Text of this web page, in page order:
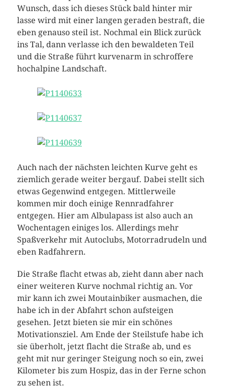
Wunsch, dass ich dieses Stück bald hinter mir
lasse wird mit einer langen geraden bestraft, die
eben genauso steil ist. Nochmal ein Blick zurück
ins Tal, dann verlasse ich den bewaldeten Teil
und die Straße führt kurvenarm in schroffere
hochalpine Landschaft.
Auch nach der nächsten leichten Kurve geht es
ziemlich gerade weiter bergauf. Dabei stellt sich
etwas Gegenwind entgegen. Mittlerweile
kommen mir doch einige Rennradfahrer
entgegen. Hier am Albulapass ist also auch an
Wochentagen einiges los. Allerdings mehr
Spaßverkehr mit Autoclubs, Motorradrudeln und
eben Radfahrern.
Die Straße flacht etwas ab, zieht dann aber nach
einer weiteren Kurve nochmal richtig an. Vor
mir kann ich zwei Moutainbiker ausmachen, die
habe ich in der Abfahrt schon aufsteigen
gesehen. Jetzt bieten sie mir ein schönes
Motivationsziel. Am Ende der Steilstufe habe ich
sie überholt, jetzt flacht die Straße ab, und es
geht mit nur geringer Steigung noch so ein, zwei
Kilometer bis zum Hospiz, das in der Ferne schon
zu sehen ist.